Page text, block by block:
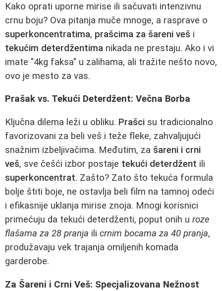
Kako oprati uporne mirise ili sačuvati intenzivnu
crnu boju? Ova pitanja muče mnoge, a rasprave o
superkoncentratima, prašcima za šareni veš i
tekućim deterdžentima nikada ne prestaju. Ako i vi
imate "4kg faksa" u zalihama, ali tražite nešto novo,
ovo je mesto za vas.
Prašak vs. Tekući Deterdžent: Večna Borba
Ključna dilema leži u obliku. Prašci su tradicionalno
favorizovani za beli veš i teže fleke, zahvaljujući
snažnim izbeljivačima. Međutim, za šareni i crni
veš, sve češći izbor postaje tekući deterdžent ili
superkoncentrat. Zašto? Zato što tekuća formula
bolje štiti boje, ne ostavlja beli film na tamnoj odeći
i efikasnije uklanja mirise znoja. Mnogi korisnici
primećuju da tekući deterdženti, poput onih u roze
flašama za 28 pranja ili crnim bocama za 40 pranja,
produžavaju vek trajanja omiljenih komada
garderobe.
Za Šareni i Crni Veš: Specjalizovana Nežnost